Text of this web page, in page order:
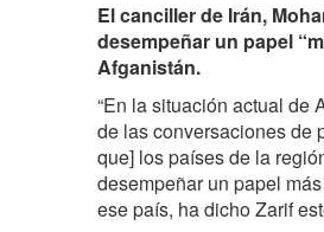
El canciller de Irán,
desempeñar un papel
Afganistán.
“En la situación actual de
de las conversaciones de
que] los países de la
desempeñar un papel
ese país, ha dicho Zarif